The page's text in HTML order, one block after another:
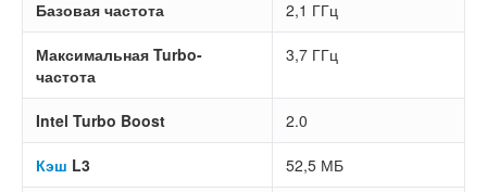
Базовая частота 2,1 ГГц
Максимальная Turbo-
частота
3,7 ГГц
Intel Turbo Boost 2.0
Кэш L3 52,5 МБ